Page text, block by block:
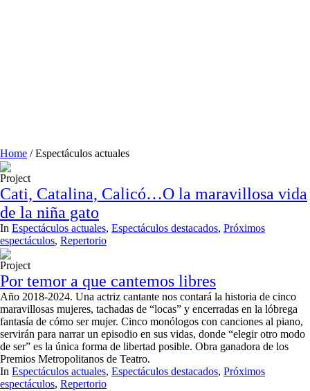
Home /Espectáculos actuales
Project
Cati, Catalina, Calicó…O la maravillosa vida
de la niña gato
In Espectáculos actuales, Espectáculos destacados, Próximos
espectáculos, Repertorio
Project
Por temor a que cantemos libres
Año 2018-2024. Una actriz cantante nos contará la historia de cinco
maravillosas mujeres, tachadas de “locas” y encerradas en la lóbrega
fantasía de cómo ser mujer. Cinco monólogos con canciones al piano,
servirán para narrar un episodio en sus vidas, donde “elegir otro modo
de ser” es la única forma de libertad posible. Obra ganadora de los
Premios Metropolitanos de Teatro.
In Espectáculos actuales, Espectáculos destacados, Próximos
espectáculos, Repertorio